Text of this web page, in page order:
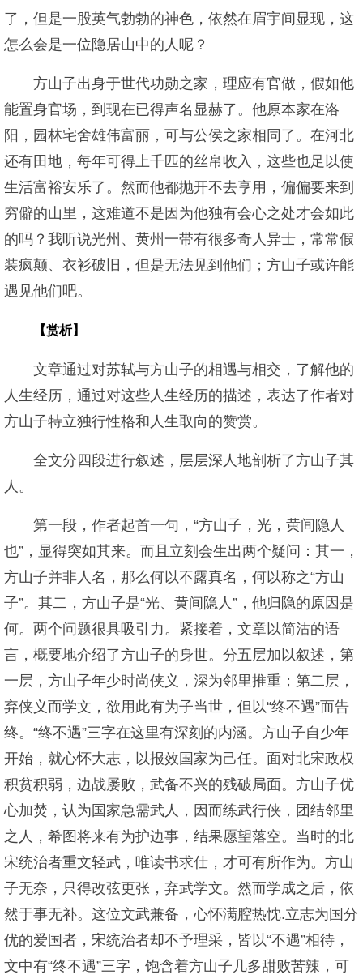
了，但是一股英气勃勃的神色，依然在眉宇间显现，这
怎么会是一位隐居山中的人呢？
方山子出身于世代功勋之家，理应有官做，假如他
能置身官场，到现在已得声名显赫了。他原本家在洛
阳，园林宅舍雄伟富丽，可与公侯之家相同了。在河北
还有田地，每年可得上千匹的丝帛收入，这些也足以使
生活富裕安乐了。然而他都抛开不去享用，偏偏要来到
穷僻的山里，这难道不是因为他独有会心之处才会如此
的吗？我听说光州、黄州一带有很多奇人异士，常常假
装疯颠、衣衫破旧，但是无法见到他们；方山子或许能
遇见他们吧。
【赏析】
文章通过对苏轼与方山子的相遇与相交，了解他的
人生经历，通过对这些人生经历的描述，表达了作者对
方山子特立独行性格和人生取向的赞赏。
全文分四段进行叙述，层层深人地剖析了方山子其
人。
第一段，作者起首一句，“方山子，光，黄间隐人
也”，显得突如其来。而且立刻会生出两个疑问：其一，
方山子并非人名，那么何以不露真名，何以称之“方山
子”。其二，方山子是“光、黄间隐人”，他归隐的原因是
何。两个问题很具吸引力。紧接着，文章以简沽的语
言，概要地介绍了方山子的身世。分五层加以叙述，第
一层，方山子年少时尚侠义，深为邻里推重；第二层，
弃侠义而学文，欲用此有为子当世，但以“终不遇”而告
终。“终不遇”三字在这里有深刻的内涵。方山子自少年
开始，就心怀大志，以报效国家为己任。面对北宋政权
积贫积弱，边战屡败，武备不兴的残破局面。方山子优
心加焚，认为国家急需武人，因而练武行侠，团结邻里
之人，希图将来有为护边事，结果愿望落空。当时的北
宋统治者重文轻武，唯读书求仕，才可有所作为。方山
子无奈，只得改弦更张，弃武学文。然而学成之后，依
然于事无补。这位文武兼备，心怀满腔热忱.立志为国分
优的爱国者，宋统治者却不予理采，皆以“不遇”相待，
文中有“终不遇”三字，饱含着方山子几多甜败苦辣，可